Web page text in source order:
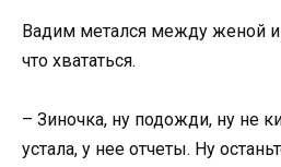
Вадим метался между женой и
что хвататься.
– Зиночка, ну подожди, ну не
устала, у нее отчеты. Ну